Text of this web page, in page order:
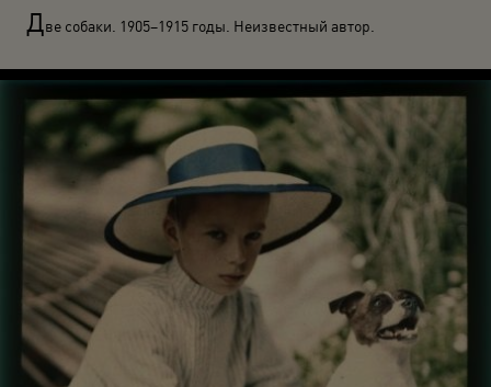
Две собаки. 1905–1915 годы. Неизвестный автор.